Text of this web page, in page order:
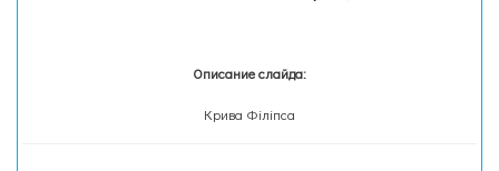
Описание слайда:
Крива Філіпса